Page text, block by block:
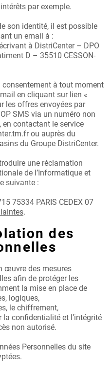
par exemple.
son identité, il est possible
un email à :
à DistriCenter – DPO
D – 35510 CESSON-
consentement à tout moment
en cliquant sur lien «
les offres envoyées par
SMS via un numéro non
en contactant le service
ou auprès du
du Groupe DistriCenter.
une réclamation
de l’Informatique et
suivante :
75334 PARIS CEDEX 07
.
des
œuvre des mesures
afin de protéger les
la mise en place de
logiques,
le chiffrement,
confidentialité et l’intégrité
non autorisé.
Personnelles du site